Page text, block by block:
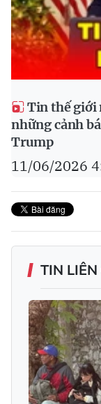
Tin thế giới
những cảnh
Trump
11/06/2026
TIN